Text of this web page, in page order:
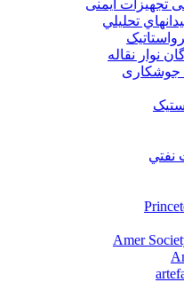
تجهيزات ايمنى
تحليلي
نوار نقاله
جوشکاری
نفتي